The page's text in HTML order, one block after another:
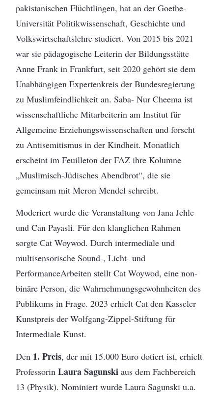
pakistanischen Flüchtlingen, hat an der Goethe-
Universität Politikwissenschaft, Geschichte und
Volkswirtschaftslehre studiert. Von 2015 bis 2021
war sie pädagogische Leiterin der Bildungsstätte
Anne Frank in Frankfurt, seit 2020 gehört sie dem
Unabhängigen Expertenkreis der Bundesregierung
zu Muslimfeindlichkeit an. Saba- Nur Cheema ist
wissenschaftliche Mitarbeiterin am Institut für
Allgemeine Erziehungswissenschaften und forscht
zu Antisemitismus in der Kindheit. Monatlich
erscheint im Feuilleton der FAZ ihre Kolumne
„Muslimisch-Jüdisches Abendbrot“, die sie
gemeinsam mit Meron Mendel schreibt.
Moderiert wurde die Veranstaltung von Jana Jehle
und Can Payasli. Für den klanglichen Rahmen
sorgte Cat Woywod. Durch intermediale und
multisensorische Sound-, Licht- und
PerformanceArbeiten stellt Cat Woywod, eine non-
binäre Person, die Wahrnehmungsgewohnheiten des
Publikums in Frage. 2023 erhielt Cat den Kasseler
Kunstpreis der Wolfgang-Zippel-Stiftung für
Intermediale Kunst.
Den 1. Preis, der mit 15.000 Euro dotiert ist, erhielt
ProfessorinLaura Sagunski aus dem Fachbereich
13 (Physik). Nominiert wurde Laura Sagunski u.a.